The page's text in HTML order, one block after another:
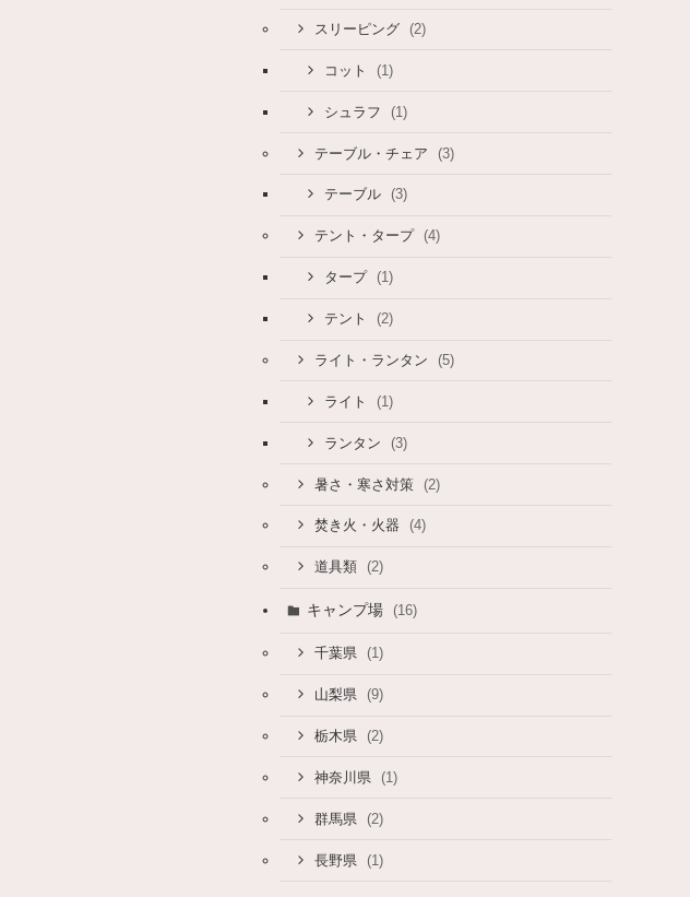
スリーピング (2)
コット (1)
シュラフ (1)
テーブル・チェア (3)
テーブル (3)
テント・タープ (4)
タープ (1)
テント (2)
ライト・ランタン (5)
ライト (1)
ランタン (3)
暑さ・寒さ対策 (2)
焚き火・火器 (4)
道具類 (2)
キャンプ場 (16)
千葉県 (1)
山梨県 (9)
栃木県 (2)
神奈川県 (1)
群馬県 (2)
長野県 (1)